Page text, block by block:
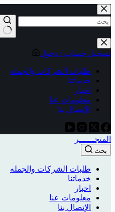
تسجيل حساب / دخول
طلبات الشركات والجمله
خدماتنا
اخبار
معلومات عنا
الإتصال بنا
المتجــــــر
بحث
طلبات الشركات والجمله
خدماتنا
اخبار
معلومات عنا
الإتصال بنا